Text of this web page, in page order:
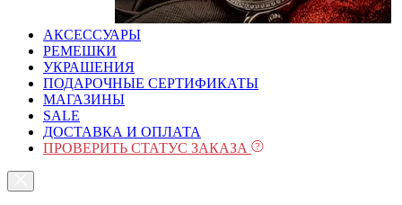
АКСЕССУАРЫ
РЕМЕШКИ
УКРАШЕНИЯ
ПОДАРОЧНЫЕ СЕРТИФИКАТЫ
МАГАЗИНЫ
SALE
ДОСТАВКА И ОПЛАТА
ПРОВЕРИТЬ СТАТУС ЗАКАЗА